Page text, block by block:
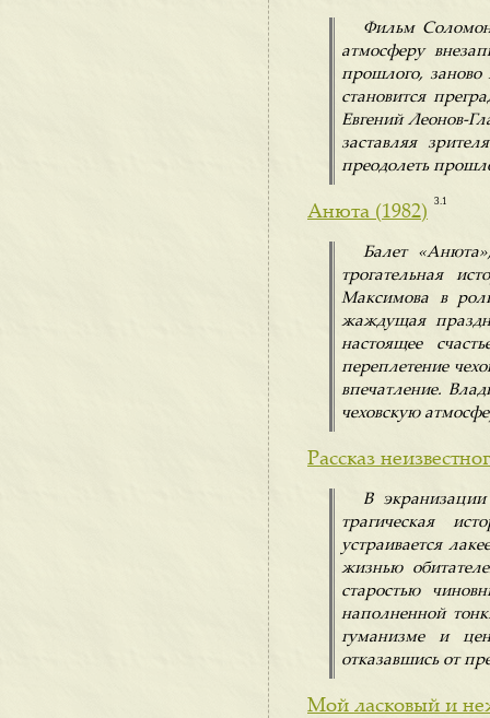
Фильм
атмосферу
прошлого, заново
становится
Евгений Леонов-
заставляя
преодолеть
Анюта (1982)
3.1
Балет
трогательная
Максимова в
жаждущая
настоящее
переплетение
впечатление.
чеховскую
Рассказ
В экранизации
трагическая
устраивается
жизнью
старостью
наполненной
гуманизме и
отказавшись от
Мой ласковый и